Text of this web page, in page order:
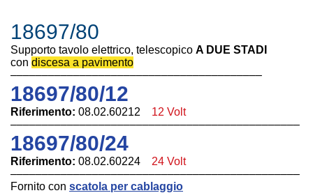
18697/80
Supporto tavolo elettrico, telescopico A DUE STADI
con discesa a pavimento
––––––––––––––––––––––––––––––––––––––––
18697/80/12
Riferimento: 08.02.60212 12 Volt
––––––––––––––––––––––––––––––––––––––––––––––
18697/80/24
Riferimento: 08.02.60224 24 Volt
––––––––––––––––––––––––––––––––––––––––––––––
Fornito con scatola per cablaggio